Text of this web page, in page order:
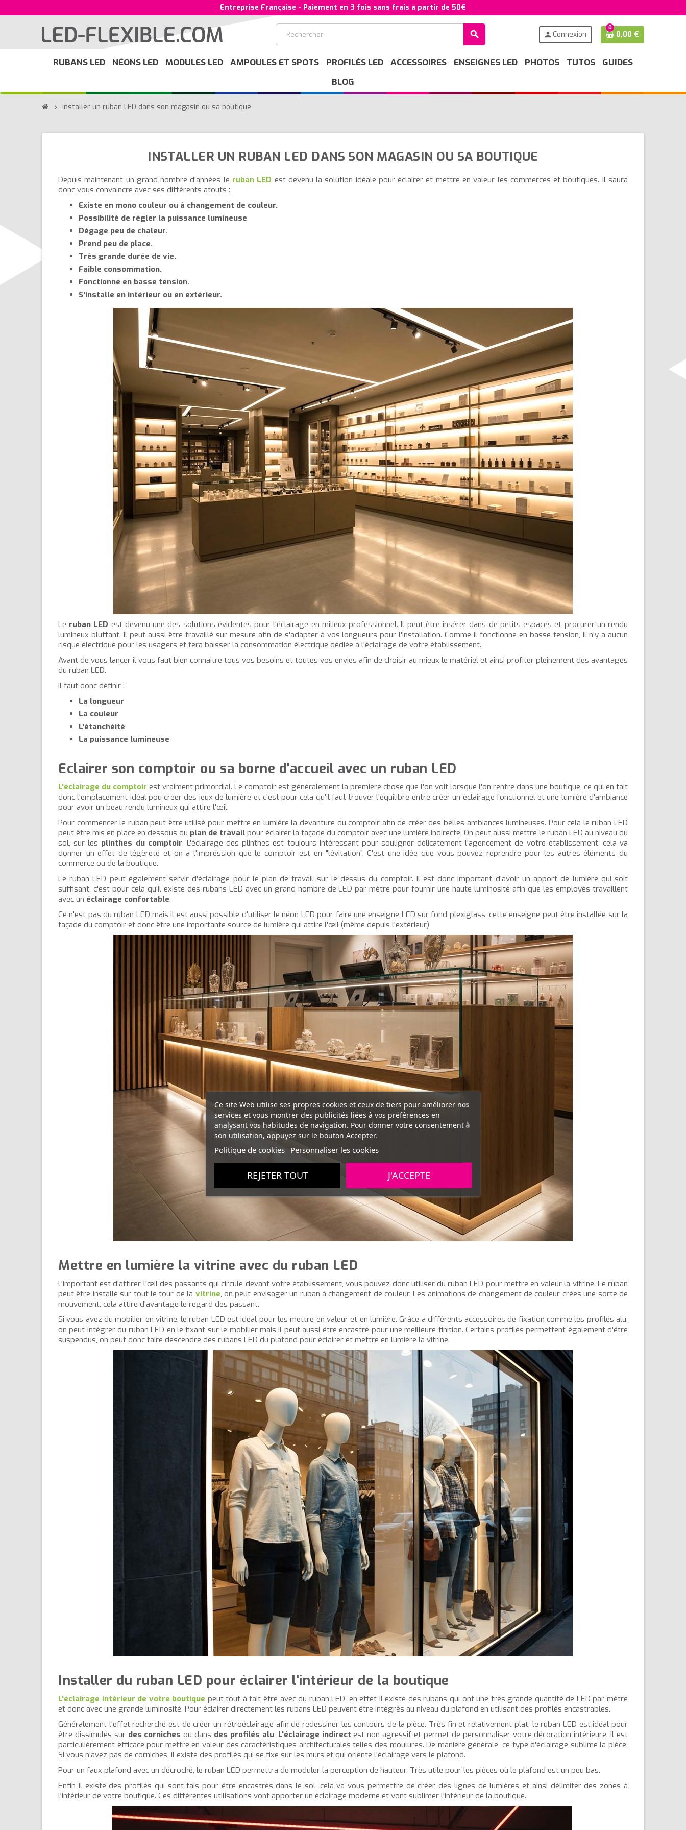
Entreprise Française - Paiement en 3 fois sans frais à partir de 50€
search person Connexion
0
0,00 €
RUBANS LED NÉONS LED MODULES LED AMPOULES ET SPOTS PROFILÉS LED ACCESSOIRES ENSEIGNES LED PHOTOS TUTOS
GUIDES
BLOG
chevron_right Installer un ruban LED dans son magasin ou sa boutique
INSTALLER UN RUBAN LED DANS SON MAGASIN OU SA BOUTIQUE
Depuis maintenant un grand nombre d'années le ruban LED est devenu la solution idéale pour éclairer et mettre en valeur les commerces et boutiques. Il saura
donc vous convaincre avec ses différents atouts :
Existe en mono couleur ou à changement de couleur.
Possibilité de régler la puissance lumineuse
Dégage peu de chaleur.
Prend peu de place.
Très grande durée de vie.
Faible consommation.
Fonctionne en basse tension.
S'installe en intérieur ou en extérieur.
Le ruban LED est devenu une des solutions évidentes pour l'éclairage en milieux professionnel. Il peut être insérer dans de petits espaces et procurer un rendu
lumineux bluffant. Il peut aussi être travaillé sur mesure afin de s'adapter à vos longueurs pour l'installation. Comme il fonctionne en basse tension, il n'y a aucun
risque électrique pour les usagers et fera baisser la consommation électrique dédiée à l'éclairage de votre établissement.
Avant de vous lancer il vous faut bien connaitre tous vos besoins et toutes vos envies afin de choisir au mieux le matériel et ainsi profiter pleinement des avantages
du ruban LED.
Il faut donc définir :
La longueur
La couleur
L'étanchéité
La puissance lumineuse
Eclairer son comptoir ou sa borne d'accueil avec un ruban LED
L'éclairage du comptoir est vraiment primordial. Le comptoir est généralement la première chose que l'on voit lorsque l'on rentre dans une boutique, ce qui en fait
donc l'emplacement idéal pou créer des jeux de lumière et c'est pour cela qu'il faut trouver l'équilibre entre créer un éclairage fonctionnel et une lumière d'ambiance
pour avoir un beau rendu lumineux qui attire l'œil.
Pour commencer le ruban peut être utilisé pour mettre en lumière la devanture du comptoir afin de créer des belles ambiances lumineuses. Pour cela le ruban LED
peut être mis en place en dessous du plan de travail pour éclairer la façade du comptoir avec une lumière indirecte. On peut aussi mettre le ruban LED au niveau du
sol, sur les plinthes du comptoir. L'éclairage des plinthes est toujours intéressant pour souligner délicatement l'agencement de votre établissement, cela va
donner un effet de légèreté et on a l'impression que le comptoir est en "lévitation". C'est une idée que vous pouvez reprendre pour les autres éléments du
commerce ou de la boutique.
Le ruban LED peut également servir d'éclairage pour le plan de travail sur le dessus du comptoir. Il est donc important d'avoir un apport de lumière qui soit
suffisant, c'est pour cela qu'il existe des rubans LED avec un grand nombre de LED par mètre pour fournir une haute luminosité afin que les employés travaillent
avec un éclairage confortable.
Ce n'est pas du ruban LED mais il est aussi possible d'utiliser le néon LED pour faire une enseigne LED sur fond plexiglass, cette enseigne peut être installée sur la
façade du comptoir et donc être une importante source de lumière qui attire l'œil (même depuis l'extérieur)
Mettre en lumière la vitrine avec du ruban LED
L'important est d'attirer l'œil des passants qui circule devant votre établissement, vous pouvez donc utiliser du ruban LED pour mettre en valeur la vitrine. Le ruban
peut être installé sur tout le tour de la vitrine, on peut envisager un ruban à changement de couleur. Les animations de changement de couleur crées une sorte de
mouvement, cela attire d'avantage le regard des passant.
Si vous avez du mobilier en vitrine, le ruban LED est idéal pour les mettre en valeur et en lumière. Grâce a différents accessoires de fixation comme les profilés alu,
on peut intégrer du ruban LED en le fixant sur le mobilier mais il peut aussi être encastré pour une meilleure finition. Certains profilés permettent également d'être
suspendus, on peut donc faire descendre des rubans LED du plafond pour éclairer et mettre en lumière la vitrine.
Installer du ruban LED pour éclairer l'intérieur de la boutique
L'éclairage intérieur de votre boutique peut tout à fait être avec du ruban LED, en effet il existe des rubans qui ont une très grande quantité de LED par mètre
et donc avec une grande luminosité. Pour éclairer directement les rubans LED peuvent être intégrés au niveau du plafond en utilisant des profilés encastrables.
Généralement l'effet recherché est de créer un rétroéclairage afin de redessiner les contours de la pièce. Très fin et relativement plat, le ruban LED est idéal pour
être dissimulés sur des corniches ou dans des profilés alu. L'éclairage indirect est non agressif et permet de personnaliser votre décoration intérieure. Il est
particulièrement efficace pour mettre en valeur des caractéristiques architecturales telles des moulures. De manière générale, ce type d'éclairage sublime la pièce.
Si vous n'avez pas de corniches, il existe des profilés qui se fixe sur les murs et qui oriente l'éclairage vers le plafond.
Pour un faux plafond avec un décroché, le ruban LED permettra de moduler la perception de hauteur. Très utile pour les pièces où le plafond est un peu bas.
Enfin il existe des profilés qui sont fais pour être encastrés dans le sol, cela va vous permettre de créer des lignes de lumières et ainsi délimiter des zones à
l'intérieur de votre boutique. Ces différentes utilisations vont apporter un éclairage moderne et vont sublimer l'intérieur de la boutique.
Ce site Web utilise ses propres cookies et ceux de tiers pour améliorer nos
services et vous montrer des publicités liées à vos préférences en
analysant vos habitudes de navigation. Pour donner votre consentement à
son utilisation, appuyez sur le bouton Accepter.
Politique de cookies Personnaliser les cookies
REJETER TOUT J'ACCEPTE